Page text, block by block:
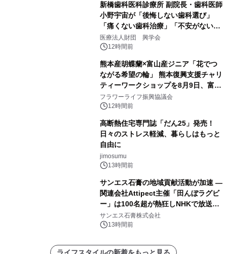
新橋歯科医科診療所 副院長・歯科医師
小野宇宙が「後悔しない歯科選び」
「痛くない歯科治療」「不安がない治
療計画」をテーマに専門監修
医療法人財団 興学会
12時間前
熊本産胡蝶蘭×富山産ジニア「花でつ
ながる希望の輪」 熊本復興支援チャリ
ティーワークショップを8月9日、富
山・射水で開催
フラワーライフ振興協議会
12時間前
高断熱住宅専門誌「だん25」発売！
日々のストレス軽減、暮らしはもっと
自由に
jimosumu
13時間前
サンエス石膏の地域貢献活動が加速 ―
関連会社Attipect主催「田んぼラグビ
ー」は100名超が熱狂しNHKで放送さ
れました。
サンエス石膏株式会社
13時間前